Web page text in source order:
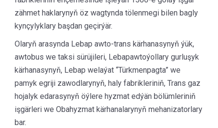
zähmet haklarynyň öz wagtynda tölenmegi bilen bagly
kynçylyklary başdan geçirýär.
Olaryň arasynda Lebap awto-trans kärhanasynyň ýük,
awtobus we taksi sürüjileri, Lebapawtoýollary gurluşyk
kärhanasynyň, Lebap welaýat “Türkmenpagta” we
pamyk egriji zawodlarynyň, haly fabrikleriniň, Trans gaz
hojalyk edarasynyň öýlere hyzmat edýän bölümleriniň
işgärleri we Obahyzmat kärhanalarynyň mehanizatorlary
bar.